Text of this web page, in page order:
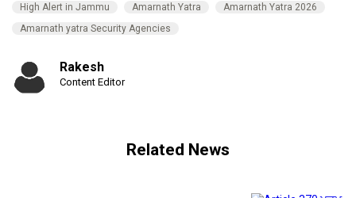
High Alert in Jammu Amarnath Yatra
Amarnath Yatra 2026
Amarnath yatra Security Agencies
Rakesh
Content Editor
Related News